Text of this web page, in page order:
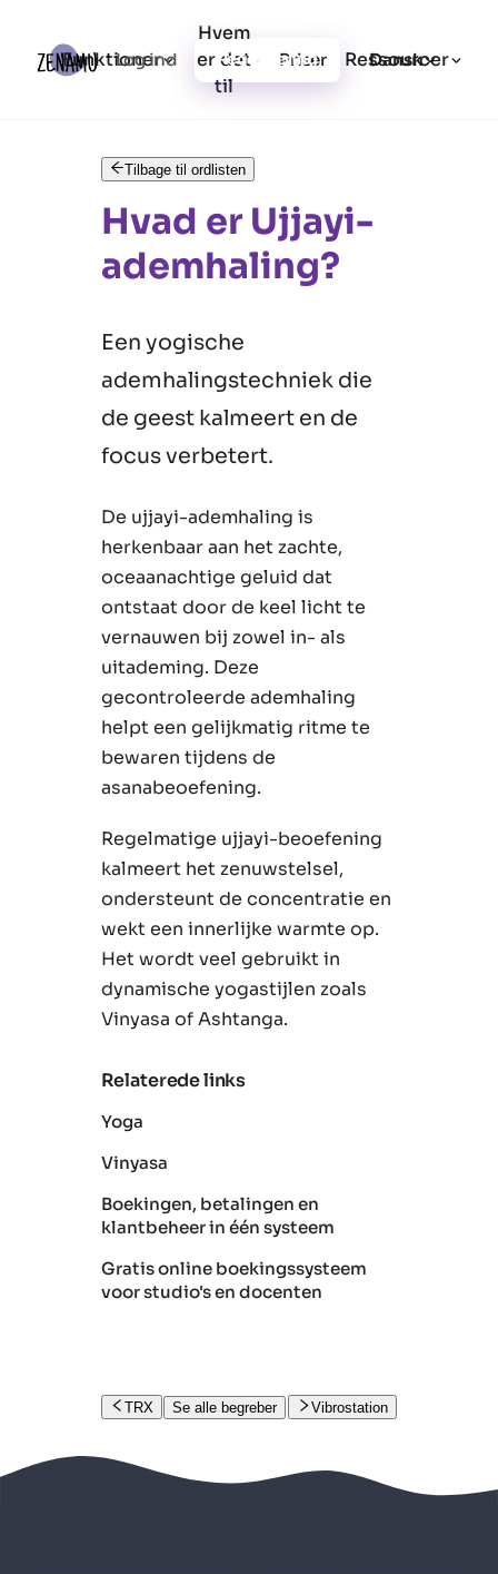
Funktioner
Hvem
er det
til
Priser Ressourcer
Log ind Registrering Dansk
Tilbage til ordlisten
Hvad er Ujjayi-
ademhaling?
Een yogische
ademhalingstechniek die
de geest kalmeert en de
focus verbetert.
De ujjayi-ademhaling is
herkenbaar aan het zachte,
oceaanachtige geluid dat
ontstaat door de keel licht te
vernauwen bij zowel in- als
uitademing. Deze
gecontroleerde ademhaling
helpt een gelijkmatig ritme te
bewaren tijdens de
asanabeoefening.
Regelmatige ujjayi-beoefening
kalmeert het zenuwstelsel,
ondersteunt de concentratie en
wekt een innerlijke warmte op.
Het wordt veel gebruikt in
dynamische yogastijlen zoals
Vinyasa of Ashtanga.
Relaterede links
Yoga
Vinyasa
Boekingen, betalingen en
klantbeheer in één systeem
Gratis online boekingssysteem
voor studio's en docenten
TRX Se alle begreber Vibrostation